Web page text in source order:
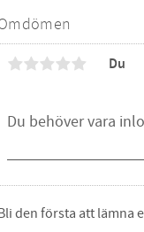
Du
den första att lämna